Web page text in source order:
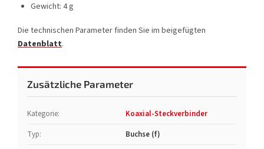
Gewicht: 4 g
Die technischen Parameter finden Sie im beigefügten
Datenblatt.
Zusätzliche Parameter
Kategorie:
Koaxial-Steckverbinder
Typ:
Buchse (f)